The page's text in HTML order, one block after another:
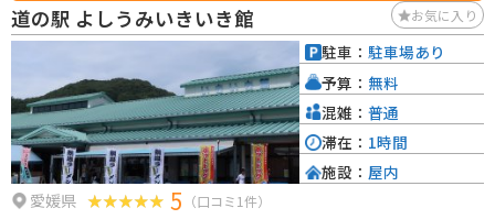
道の駅 よしうみいきいき館 お気に入り
愛媛県 5 （口コミ1件）
駐車： 駐車場あり
予算： 無料
混雑： 普通
滞在： 1時間
施設： 屋内